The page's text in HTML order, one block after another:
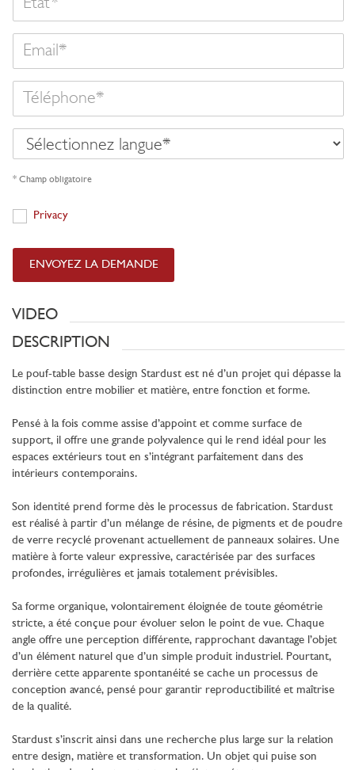
Sélectionnez
langue
* Champ obligatoire
Privacy
Privacy
ENVOYEZ LA DEMANDE
VIDEO
DESCRIPTION
Le pouf-table basse design Stardust est né d’un projet qui dépasse la
distinction entre mobilier et matière, entre fonction et forme.
Pensé à la fois comme assise d’appoint et comme surface de
support, il offre une grande polyvalence qui le rend idéal pour les
espaces extérieurs tout en s’intégrant parfaitement dans des
intérieurs contemporains.
Son identité prend forme dès le processus de fabrication. Stardust
est réalisé à partir d’un mélange de résine, de pigments et de poudre
de verre recyclé provenant actuellement de panneaux solaires. Une
matière à forte valeur expressive, caractérisée par des surfaces
profondes, irrégulières et jamais totalement prévisibles.
Sa forme organique, volontairement éloignée de toute géométrie
stricte, a été conçue pour évoluer selon le point de vue. Chaque
angle offre une perception différente, rapprochant davantage l’objet
d’un élément naturel que d’un simple produit industriel. Pourtant,
derrière cette apparente spontanéité se cache un processus de
conception avancé, pensé pour garantir reproductibilité et maîtrise
de la qualité.
Stardust s’inscrit ainsi dans une recherche plus large sur la relation
entre design, matière et transformation. Un objet qui puise son